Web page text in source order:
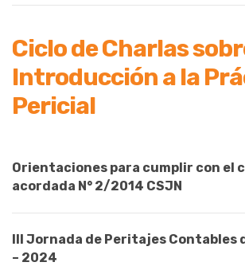
Ciclo de Charlas
Introducción a la
Pericial
Orientaciones para cumplir con el
acordada N° 2/2014 CSJN
III Jornada de Peritajes Contables
– 2024